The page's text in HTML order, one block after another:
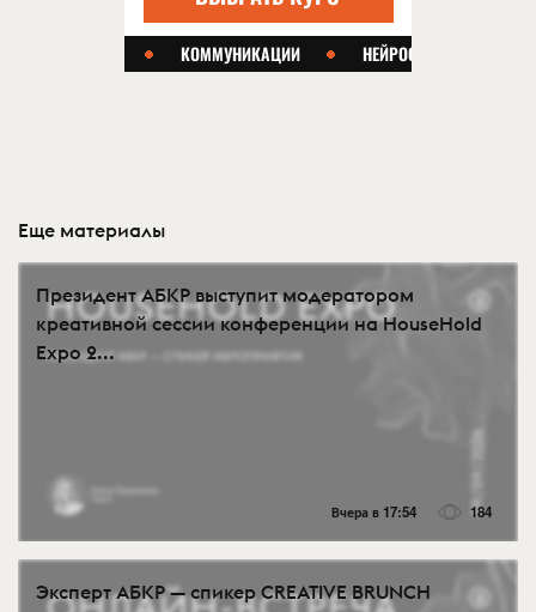
Еще материалы
Президент АБКР выступит модератором
креативной сессии конференции на HouseHold
Expo 2...
Вчера в 17:54 184
Эксперт АБКР — спикер CREATIVE BRUNCH